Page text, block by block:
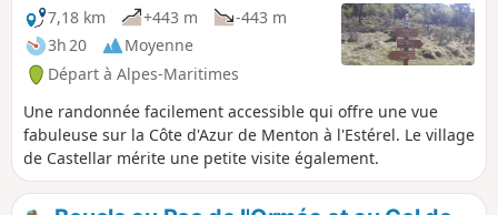
7,18 km
+443 m
-443 m
3h 20
Moyenne
Départ à Alpes-Maritimes
Une randonnée facilement accessible qui offre une vue
fabuleuse sur la Côte d'Azur de Menton à l'Estérel. Le village
de Castellar mérite une petite visite également.